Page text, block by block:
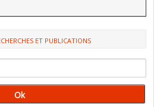
ET PUBLICATIONS